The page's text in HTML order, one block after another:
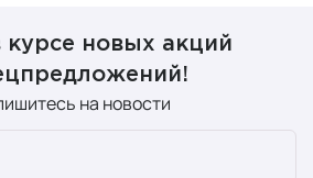
курсе новых акций
на новости